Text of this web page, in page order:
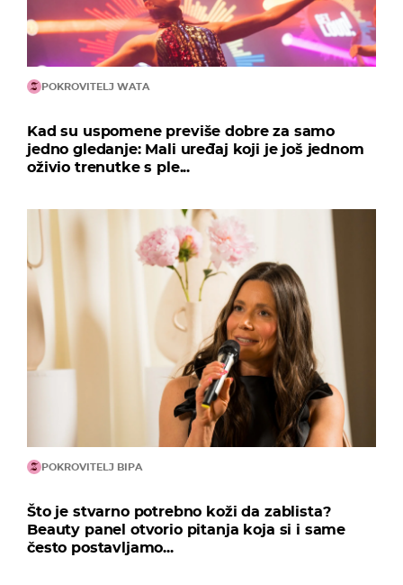
POKROVITELJ WATA
Kad su uspomene previše dobre za samo
jedno gledanje: Mali uređaj koji je još jednom
oživio trenutke s ple...
POKROVITELJ BIPA
Što je stvarno potrebno koži da zablista?
Beauty panel otvorio pitanja koja si i same
često postavljamo...